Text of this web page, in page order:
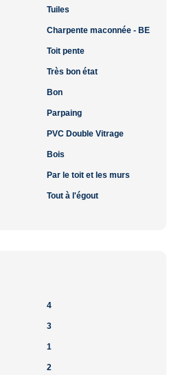
Tuiles
Charpente maconnée - BE
Toit pente
Très bon état
Bon
Parpaing
PVC Double Vitrage
Bois
Par le toit et les murs
Tout à l'égout
4
3
1
2